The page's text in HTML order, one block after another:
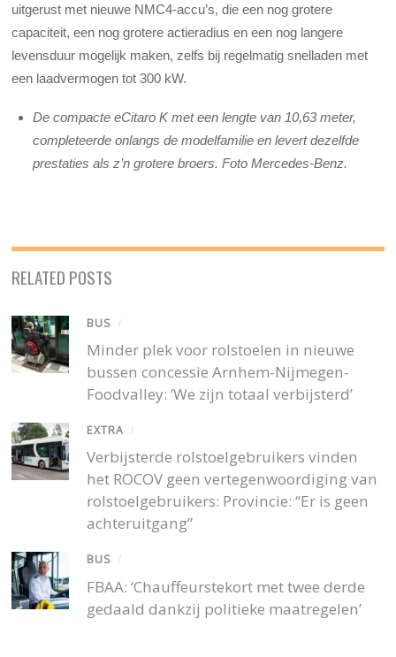
uitgerust met nieuwe NMC4-accu’s, die een nog grotere
capaciteit, een nog grotere actieradius en een nog langere
levensduur mogelijk maken, zelfs bij regelmatig snelladen met
een laadvermogen tot 300 kW.
De compacte eCitaro K met een lengte van 10,63 meter,
completeerde onlangs de modelfamilie en levert dezelfde
prestaties als z’n grotere broers. Foto Mercedes-Benz.
RELATED POSTS
BUS /
Minder plek voor rolstoelen in nieuwe
bussen concessie Arnhem-Nijmegen-
Foodvalley: ‘We zijn totaal verbijsterd’
EXTRA /
Verbijsterde rolstoelgebruikers vinden
het ROCOV geen vertegenwoordiging van
rolstoelgebruikers: Provincie: “Er is geen
achteruitgang”
BUS /
FBAA: ‘Chauffeurstekort met twee derde
gedaald dankzij politieke maatregelen’